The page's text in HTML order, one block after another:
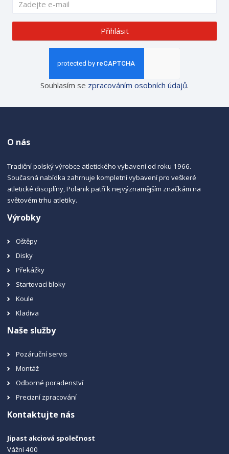
Přihlásit
Souhlasím se zpracováním osobních údajů.
O nás
Tradiční polský výrobce atletického vybavení od roku 1966.
Současná nabídka zahrnuje kompletní vybavení pro veškeré
atletické disciplíny, Polanik patří k nejvýznamějším značkám na
světovém trhu atletiky.
Výrobky
Oštěpy
Disky
Překážky
Startovací bloky
Koule
Kladiva
Naše služby
Pozáruční servis
Montáž
Odborné poradenství
Precizní zpracování
Kontaktujte nás
Jipast akciová společnost
Vážní 400